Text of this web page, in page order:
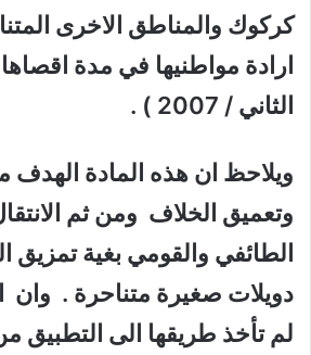
كركوك والمناطق الاخرى
الثاني / 2007 ) .
ويلاحظ ان هذه المادة الهدف
وتعميق الخلاف ومن ثم
الطائفي والقومي بغية تمزيق
لم تأخذ طريقها الى التطبيق